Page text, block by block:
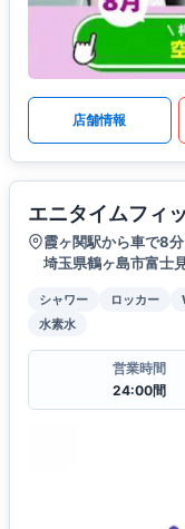
店舗情報
エニタイムフィ
霞ヶ関駅から車で8分
埼玉県鶴ヶ島市富士
シャワー ロッカー
水素水
営業時間
24:00間